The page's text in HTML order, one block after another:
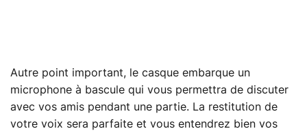
Autre point important, le casque embarque un
microphone à bascule qui vous permettra de discuter
avec vos amis pendant une partie. La restitution de
votre voix sera parfaite et vous entendrez bien vos